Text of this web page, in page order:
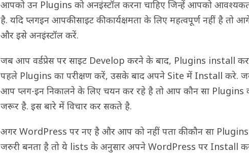
आपको उन Plugins को अनइंस्टॉल करना चाहिए जिन्हें आपको
है. यदि प्लगइन आपकी साइट की कार्यक्षमता के लिए महत्वपूर्ण नहीं है तो
और इसे अनइंस्टॉल करें.
जब आप वर्डप्रेस पर साइट Develop करने के बाद, Plugins install
पहले Plugins का परीक्षण करें, उसके बाद अपने Site में Install करे.
आप प्लग-इन निकालने के लिए चयन कर रहे है तो आप कौन सा Plugins
जरूर है. इस बारे में विचार कर सकते है.
अगर WordPress पर नए है और आप को नहीं पता की कौन सा Plugins
जरुरी बनता है तो ये lists के अनुसार अपने WordPress पर Install